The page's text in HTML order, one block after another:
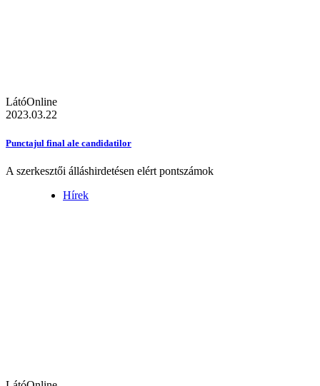
LátóOnline
2023.03.22
Punctajul final ale candidatilor
A szerkesztői álláshirdetésen elért pontszámok
Hírek